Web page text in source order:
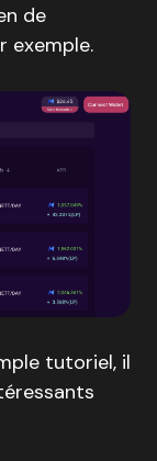
de
exemple.
tutoriel, il